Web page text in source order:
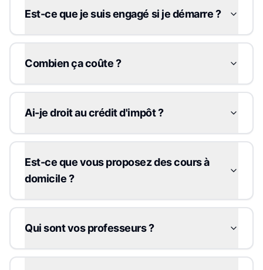
Est-ce que je suis engagé si je démarre ?
Combien ça coûte ?
Ai-je droit au crédit d'impôt ?
Est-ce que vous proposez des cours à
domicile ?
Qui sont vos professeurs ?